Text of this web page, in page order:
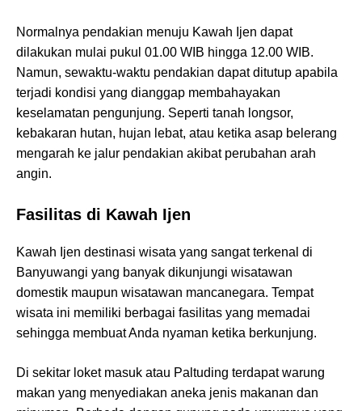
Normalnya pendakian menuju Kawah Ijen dapat
dilakukan mulai pukul 01.00 WIB hingga 12.00 WIB.
Namun, sewaktu-waktu pendakian dapat ditutup apabila
terjadi kondisi yang dianggap membahayakan
keselamatan pengunjung. Seperti tanah longsor,
kebakaran hutan, hujan lebat, atau ketika asap belerang
mengarah ke jalur pendakian akibat perubahan arah
angin.
Fasilitas di Kawah Ijen
Kawah Ijen destinasi wisata yang sangat terkenal di
Banyuwangi yang banyak dikunjungi wisatawan
domestik maupun wisatawan mancanegara. Tempat
wisata ini memiliki berbagai fasilitas yang memadai
sehingga membuat Anda nyaman ketika berkunjung.
Di sekitar loket masuk atau Paltuding terdapat warung
makan yang menyediakan aneka jenis makanan dan